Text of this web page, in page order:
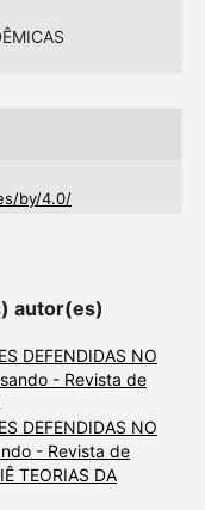
by/4.0/
autor(es)
DEFENDIDAS NO
- Revista de
DEFENDIDAS NO
- Revista de
TEORIAS DA